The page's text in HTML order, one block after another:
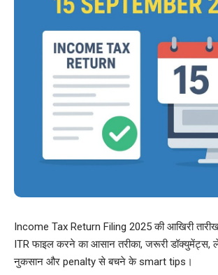
Income Tax Return Filing 2025 की आखिरी
ITR फाइल करने का आसान तरीका, जरूरी डॉक्युमेंट्स,
नुकसान और penalty से बचने के smart tips।